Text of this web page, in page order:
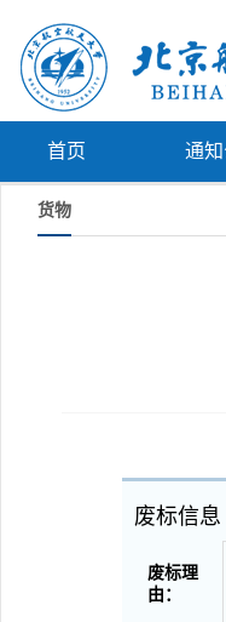
首页 通
货物
废标信息
废标理
由：